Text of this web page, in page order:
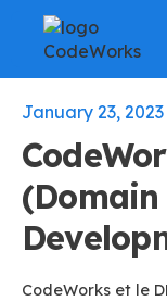
January 23, 2023
CodeWorks et le